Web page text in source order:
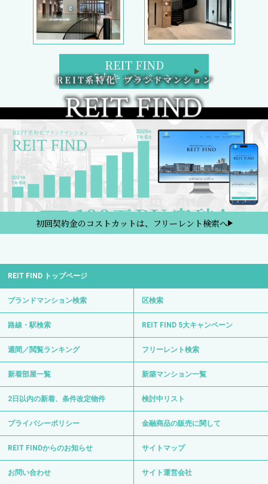
REIT FIND
5大キャンペーン
初回契約金のコストカットは、フリーレント検索へ
REIT FIND トップページ
ブランドマンション検索 区検索
路線・駅検索 REIT FIND 5大キャンペーン
週間／閲覧ランキング フリーレント検索
新着部屋一覧 新築マンション一覧
2日以内の新着、条件改定物件 検討中リスト
プライバシーポリシー 金融商品の販売に関して
REIT FINDからのお知らせ サイトマップ
お問い合わせ サイト運営会社